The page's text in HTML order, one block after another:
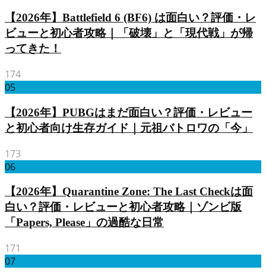
【2026年】Battlefield 6 (BF6) は面白い？評価・レ
ビューと初心者攻略｜「破壊」と「現代戦」が帰
ってきた！
174
05
【2026年】PUBGはまだ面白い？評価・レビュー
と初心者向け生存ガイド｜元祖バトロワの「今」
173
06
【2026年】Quarantine Zone: The Last Checkは面
白い？評価・レビューと初心者攻略｜ゾンビ版
「Papers, Please」の過酷な日常
171
07